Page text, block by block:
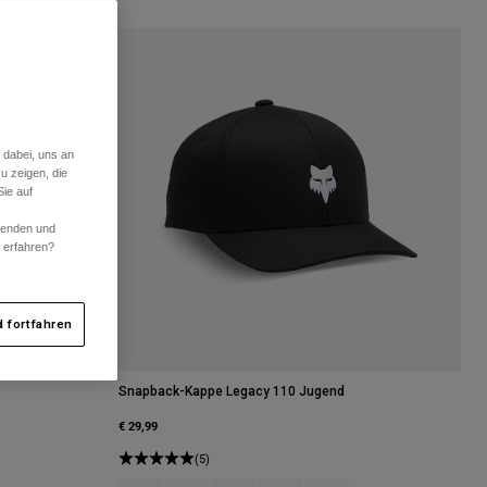
Snapback-Kappe Legacy 110 Jugend
€ 29,99
(5)
uns an
zeigen, die
auf
und
erfahren?
fortfahren